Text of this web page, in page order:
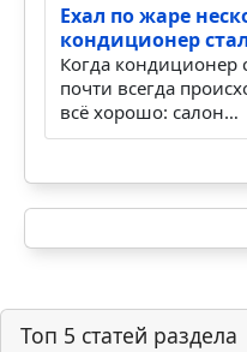
Ехал по жаре
кондиционер
Когда кондиционер
почти всегда
всё хорошо: салон…
Топ 5 статей раздела